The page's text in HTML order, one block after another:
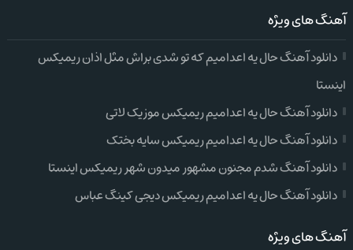
آهنگ های ویژه
دانلود آهنگ حال یه اعدامیم که تو شدی براش مثل اذان ریمیکس
اینستا
دانلود آهنگ حال یه اعدامیم ریمیکس موزیک لاتی
دانلود آهنگ حال یه اعدامیم ریمیکس سایه بختک
دانلود آهنگ شدم مجنون مشهور میدون شهر ریمیکس اینستا
دانلود آهنگ حال یه اعدامیم ریمیکس دیجی کینگ عباس
آهنگ های ویژه